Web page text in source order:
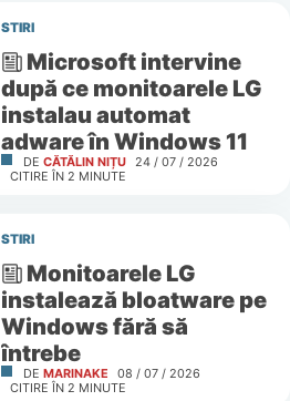
STIRI
Microsoft intervine
după ce monitoarele LG
instalau automat
adware în Windows 11
DE CĂTĂLIN NIȚU 24 / 07 / 2026
CITIRE ÎN 2 MINUTE
STIRI
Monitoarele LG
instalează bloatware pe
Windows fără să
întrebe
DE MARINAKE
08 / 07 / 2026
CITIRE ÎN 2 MINUTE